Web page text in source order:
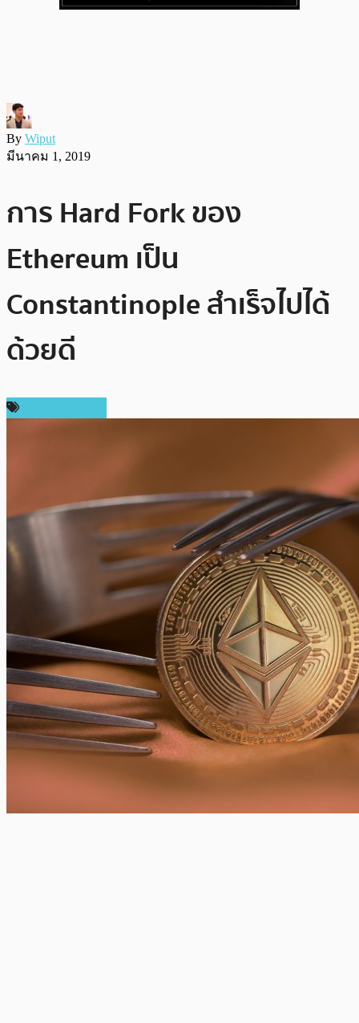
By Wiput
มีนาคม 1, 2019
การ Hard Fork ของ
Ethereum เป็น
Constantinople สำเร็จไปได้
ด้วยดี